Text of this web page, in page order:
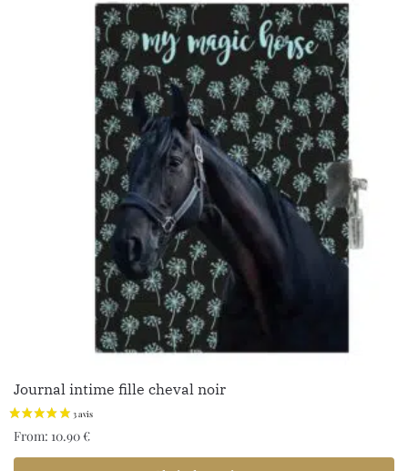
Journal intime fille cheval noir
From: 10.90€